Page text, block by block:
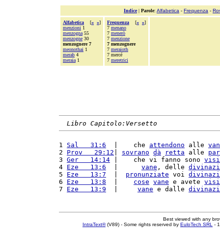
Indice| Parole: Alfabetica - Frequenza -
Alfabetica [« »]
menzioni 1
menzogna 55
menzogne 30
menzognere 7
meonothai 1
merab 4
meraia 1
Frequenza [« »]
7 menano
7 menerò
7 menzione
7 menzognere
7 meraioth
7 mercé
7 meretrici
Libro Capitolo:Versetto
1 Sal   31:6
  |    che
attendono alle
2 Prov   29:12 sovrano dà retta alle
3 Ger   14:14 |    che vi fanno sono
4 Eze   13:6 vane , delle
5 Eze   13:7 pronunziate voi
6 Eze   13:8 cose vane e avete
7 Eze   13:9 vane e dalle
Best viewed with any
IntraText®(V89) - Some rights reserved by EuloTech SRL -